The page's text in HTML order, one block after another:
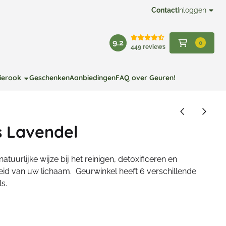
ContactInloggen
9.2 449 reviews
0
GeschenkenAanbiedingenFAQ over Geuren!
Lavendel
wijze bij het reinigen, detoxificeren en
van uw lichaam. Geurwinkel heeft 6 verschillende